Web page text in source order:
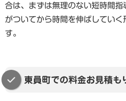
合は、まずは無理のない短時間
がついてから時間を伸ばしてい
す。
東員町での料金お見積も